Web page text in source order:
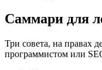
Саммари для
Три совета, на правах
программистом или